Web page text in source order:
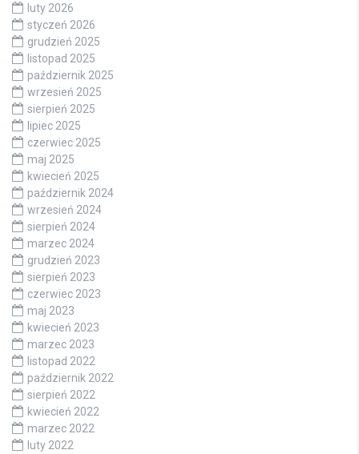
luty 2026
styczeń 2026
grudzień 2025
listopad 2025
październik 2025
wrzesień 2025
sierpień 2025
lipiec 2025
czerwiec 2025
maj 2025
kwiecień 2025
październik 2024
wrzesień 2024
sierpień 2024
marzec 2024
grudzień 2023
sierpień 2023
czerwiec 2023
maj 2023
kwiecień 2023
marzec 2023
listopad 2022
październik 2022
sierpień 2022
kwiecień 2022
marzec 2022
luty 2022